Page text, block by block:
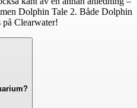
Dolphin Tale 2. Både Dolphin
Clearwater!